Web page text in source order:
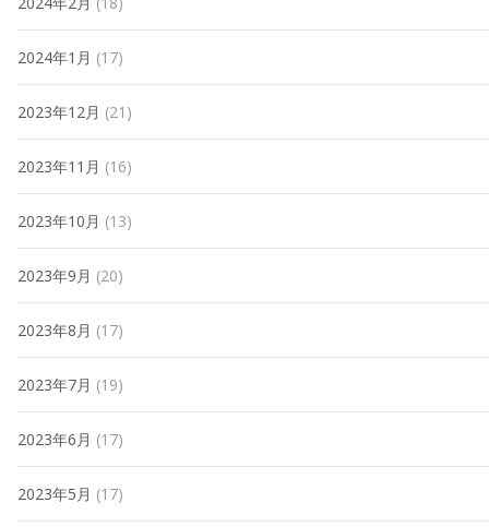
2024年1月 (17)
2023年12月 (21)
2023年11月 (16)
2023年10月 (13)
2023年9月 (20)
2023年8月 (17)
2023年7月 (19)
2023年6月 (17)
2023年5月 (17)